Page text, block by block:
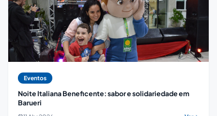
Eventos
Noite Italiana Beneficente: sabor e solidariedade em
Barueri